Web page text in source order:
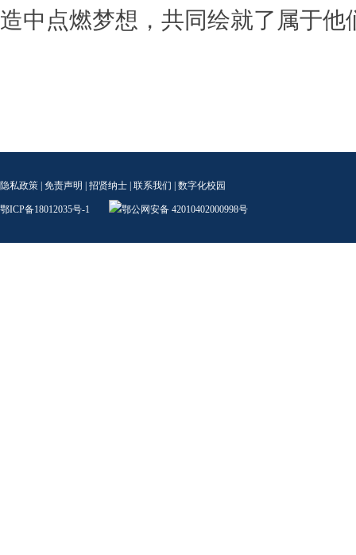
造中点燃梦想，共同绘就了属于他
隐私政策 免责声明 招贤纳士 联系我们 数字化校园
鄂ICP备18012035号-1 鄂公网安备 42010402000998号